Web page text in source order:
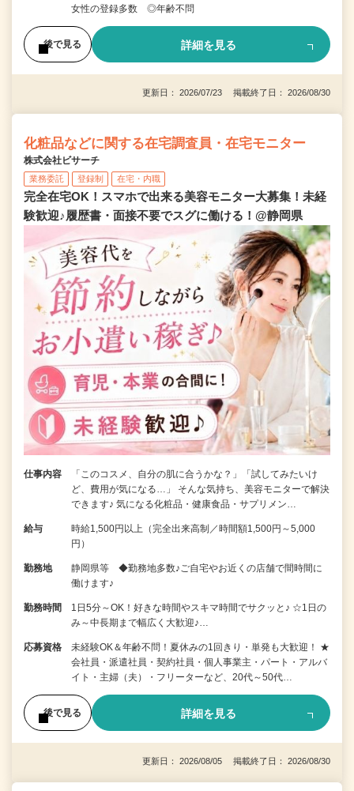
女性の登録多数 ◎年齢不問
後で見る 詳細を見る
更新日： 2026/07/23 掲載終了日： 2026/08/30
化粧品などに関する在宅調査員・在宅モニター
株式会社ビサーチ
業務委託 登録制 在宅・内職
完全在宅OK！スマホで出来る美容モニター大募集！未経
験歓迎♪履歴書・面接不要でスグに働ける！@静岡県
仕事内容
「このコスメ、自分の肌に合うかな？」「試してみたいけ
ど、費用が気になる…」 そんな気持ち、美容モニターで解決
できます♪ 気になる化粧品・健康食品・サプリメン…
給与
時給1,500円以上（完全出来高制／時間額1,500円～5,000
円）
勤務地
静岡県等 ◆勤務地多数♪ご自宅やお近くの店舗で間時間に
働けます♪
勤務時間
1日5分～OK！好きな時間やスキマ時間でサクッと♪ ☆1日の
み～中長期まで幅広く大歓迎♪…
応募資格
未経験OK＆年齢不問！夏休みの1回きり・単発も大歓迎！ ★
会社員・派遣社員・契約社員・個人事業主・パート・アルバ
イト・主婦（夫）・フリーターなど、20代～50代…
後で見る 詳細を見る
更新日： 2026/08/05 掲載終了日： 2026/08/30